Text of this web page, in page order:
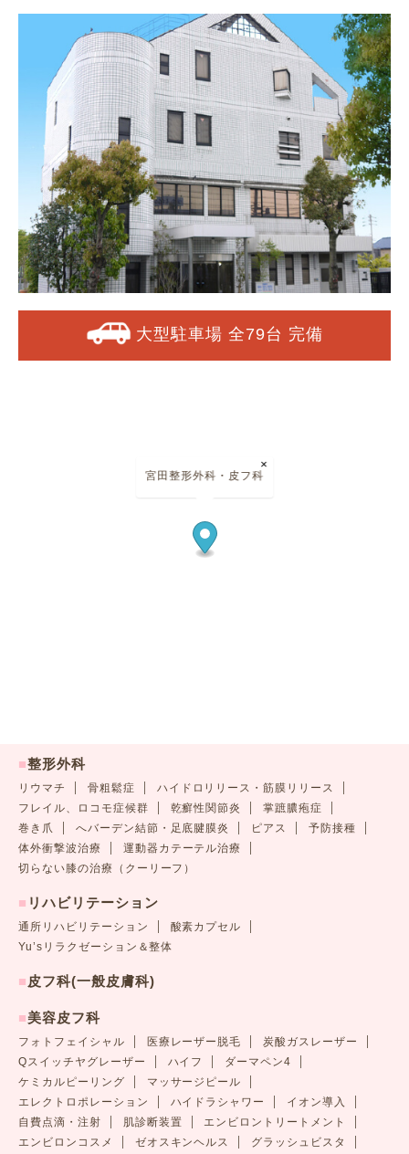
大型駐車場 全79台 完備
×
宮田整形外科・皮フ科
■整形外科
リウマチ 骨粗鬆症
ハイドロリリース・筋膜リリース
フレイル、ロコモ症候群
乾癬性関節炎
掌蹠膿疱症
巻き爪
へバーデン結節・足底腱膜炎 ピアス
予防接種
体外衝撃波治療
運動器カテーテル治療
切らない膝の治療（クーリーフ）
■ リハビリテーション
通所リハビリテーション
酸素カプセル
Yu’sリラクゼーション＆整体
■ 皮フ科(一般皮膚科)
■美容皮フ科
フォトフェイシャル 医療レーザー脱毛
炭酸ガスレーザー
Qスイッチヤグレーザー
ハイフ
ダーマペン4
ケミカルピーリング
マッサージピール
エレクトロポレーション
ハイドラシャワー
イオン導入
自費点滴・注射
肌診断装置
エンビロントリートメント
エンビロンコスメ
ゼオスキンヘルス グラッシュビスタ